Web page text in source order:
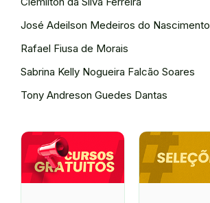
José Adeilson Medeiros do Nascimento
Rafael Fiusa de Morais
Sabrina Kelly Nogueira Falcão Soares
Tony Andreson Guedes Dantas